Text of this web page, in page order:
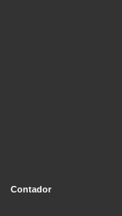
Contador